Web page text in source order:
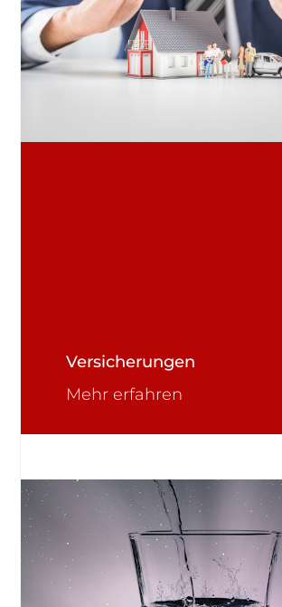
Versicherungen
Mehr erfahren